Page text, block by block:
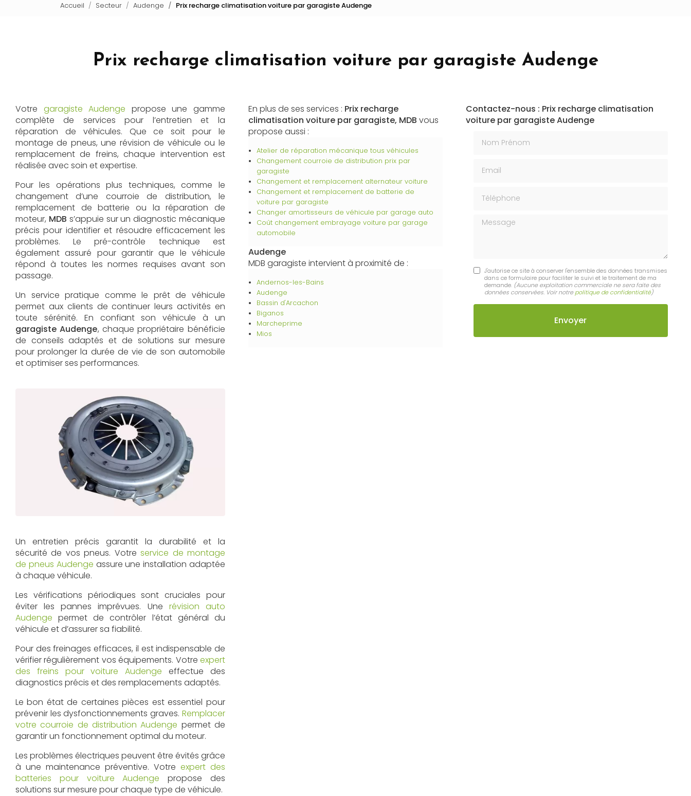
Recharge de climatisation
Accueil Secteur Audenge Prix recharge climatisation voiture par garagiste Audenge
Prix recharge climatisation voiture par garagiste Audenge
Votre garagiste Audenge propose une gamme
complète de services pour l’entretien et la
réparation de véhicules. Que ce soit pour le
montage de pneus, une révision de véhicule ou le
remplacement de freins, chaque intervention est
réalisée avec soin et expertise.
Pour les opérations plus techniques, comme le
changement d’une courroie de distribution, le
remplacement de batterie ou la réparation de
moteur, MDB s’appuie sur un diagnostic mécanique
précis pour identifier et résoudre efficacement les
problèmes. Le pré-contrôle technique est
également assuré pour garantir que le véhicule
répond à toutes les normes requises avant son
passage.
Un service pratique comme le prêt de véhicule
permet aux clients de continuer leurs activités en
toute sérénité. En confiant son véhicule à un
garagiste Audenge, chaque propriétaire bénéficie
de conseils adaptés et de solutions sur mesure
pour prolonger la durée de vie de son automobile
et optimiser ses performances.
Un entretien précis garantit la durabilité et la
sécurité de vos pneus. Votre service de montage
de pneus Audenge assure une installation adaptée
à chaque véhicule.
Les vérifications périodiques sont cruciales pour
éviter les pannes imprévues. Une révision auto
Audenge permet de contrôler l’état général du
véhicule et d’assurer sa fiabilité.
Pour des freinages efficaces, il est indispensable de
vérifier régulièrement vos équipements. Votre expert
des freins pour voiture Audenge effectue des
diagnostics précis et des remplacements adaptés.
Le bon état de certaines pièces est essentiel pour
prévenir les dysfonctionnements graves. Remplacer
votre courroie de distribution Audenge permet de
garantir un fonctionnement optimal du moteur.
Les problèmes électriques peuvent être évités grâce
à une maintenance préventive. Votre expert des
batteries pour voiture Audenge propose des
solutions sur mesure pour chaque type de véhicule.
En plus de ses services : Prix recharge
climatisation voiture par garagiste, MDB vous
propose aussi :
Atelier de réparation mécanique tous véhicules
Changement courroie de distribution prix par
garagiste
Changement et remplacement alternateur voiture
Changement et remplacement de batterie de
voiture par garagiste
Changer amortisseurs de véhicule par garage auto
Coût changement embrayage voiture par garage
automobile
Audenge
MDB garagiste intervient à proximité de :
Andernos-les-Bains
Audenge
Bassin d'Arcachon
Biganos
Marcheprime
Mios
Contactez-nous : Prix recharge climatisation
voiture par garagiste Audenge
Message
J'autorise ce site à conserver l'ensemble des données transmises
dans ce formulaire pour faciliter le suivi et le traitement de ma
demande. (Aucune exploitation commerciale ne sera faite des
données conservées. Voir notre politique de confidentialité)